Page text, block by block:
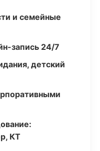
и семейные
запись 24/7
детский
КТ